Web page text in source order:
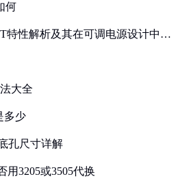
何
特性解析及其在可调电源设计中的
大全
多少
孔尺寸详解
用3205或3505代换